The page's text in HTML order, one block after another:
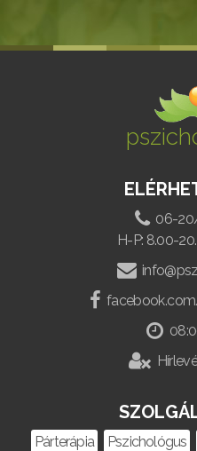
06-
H-P: 8.00-
Párterápia Pszichológus